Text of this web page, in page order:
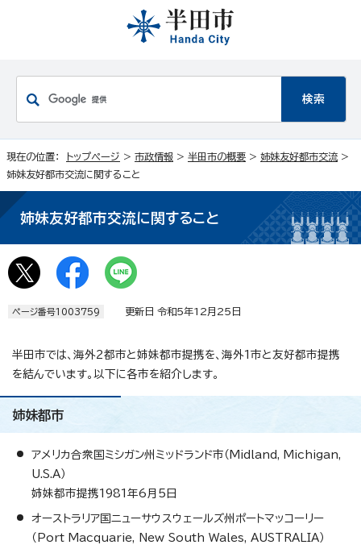
現在の位置： トップページ > 市政情報 > 半田市の概要 > 姉妹友好都市交流 >
姉妹友好都市交流に関すること
姉妹友好都市交流に関すること
ページ番号1003759 更新日 令和5年12月25日
半田市では、海外2都市と姉妹都市提携を、海外1市と友好都市提携
を結んでいます。以下に各市を紹介します。
姉妹都市
アメリカ合衆国ミシガン州ミッドランド市（Midland, Michigan,
U.S.A）
姉妹都市提携1981年6月5日
オーストラリア国ニューサウスウェールズ州ポートマッコーリー
（Port Macquarie, New South Wales, AUSTRALIA）